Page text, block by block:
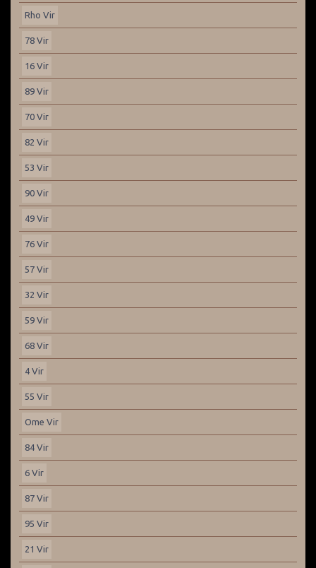
Rho Vir
78 Vir
16 Vir
89 Vir
70 Vir
82 Vir
53 Vir
90 Vir
49 Vir
76 Vir
57 Vir
32 Vir
59 Vir
68 Vir
4 Vir
55 Vir
Ome Vir
84 Vir
6 Vir
87 Vir
95 Vir
21 Vir